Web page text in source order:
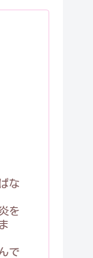
な
を
で